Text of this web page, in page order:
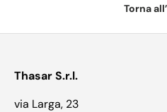
Torna
Thasar S.r.l.
via Larga, 23